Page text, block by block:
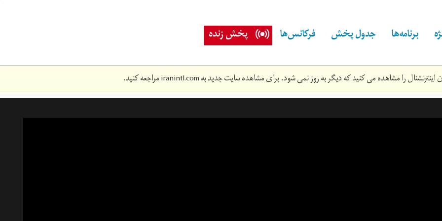
برنامه‌ها جدول پخش فرکانس‌ها پخش زنده
را مشاهده می کنید که دیگر به روز نمی شود. برای مشاهده سایت جدید بهiranintl.comمراجعه کنید.